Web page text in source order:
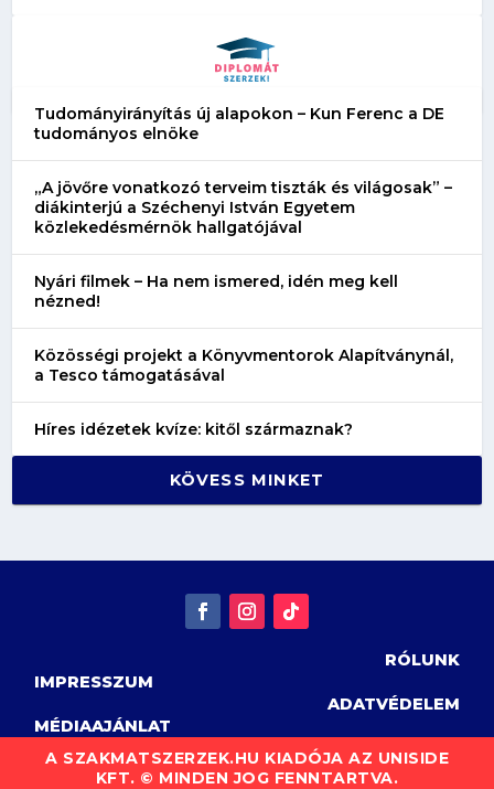
Tudományirányítás új alapokon – Kun Ferenc a DE
tudományos elnöke
„A jövőre vonatkozó terveim tiszták és világosak” –
diákinterjú a Széchenyi István Egyetem
közlekedésmérnök hallgatójával
Nyári filmek – Ha nem ismered, idén meg kell
nézned!
Közösségi projekt a Könyvmentorok Alapítványnál,
a Tesco támogatásával
Híres idézetek kvíze: kitől származnak?
KÖVESS MINKET
RÓLUNK
IMPRESSZUM
ADATVÉDELEM
MÉDIAAJÁNLAT
A SZAKMATSZERZEK.HU KIADÓJA AZ UNISIDE
KFT. © MINDEN JOG FENNTARTVA.